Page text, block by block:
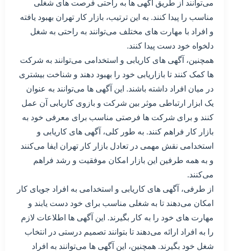
می‌توانند از طریق آگهی ها به راحتی فرصت های شغلی
مناسب را پیدا کنند. به این ترتیب، بازار کار تهران بهبود یافته
و افراد با مهارت های مختلف می‌توانند به راحتی به شغل
دلخواه خود دست پیدا کنند.
همچنین، آگهی های کاریابی و استخدامی می‌توانند به شرکت
ها کمک کنند تا بازاریابی خود را بهبود دهند و شناخت بیشتری
در میان افراد داشته باشند. این آگهی ها می‌توانند به عنوان
یک ابزار ارتباطی موثر بین شرکت و بازوی کاریابی آن عمل
کنند و برای شرکت ها فرصتی مناسب برای معرفی خود به
بازار کار فراهم کنند. به طور کلی، آگهی های کاریابی و
استخدامی نقش مهمی در تعادل بازار کار تهران ایفا می‌کنند
و به همه طرفین این بازار امکان موفقیت و رشد فراهم
می‌کنند.
از طرفی، آگهی های کاریابی و استخدامی به افراد جویای کار
امکان می‌دهند تا به شغلی مناسب برای خود دست یابند و
مهارت های خود را به کار بگیرند. این آگهی ها اطلاعات لازم
را به افراد ارائه می‌دهند تا بتوانند تصمیم درستی در انتخاب
شغل خود بگیرند. همچنین، این آگهی ها می‌توانند به افراد